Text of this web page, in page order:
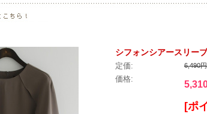
シフォンシアースリー
定価: 6,490
価格:
[ポ